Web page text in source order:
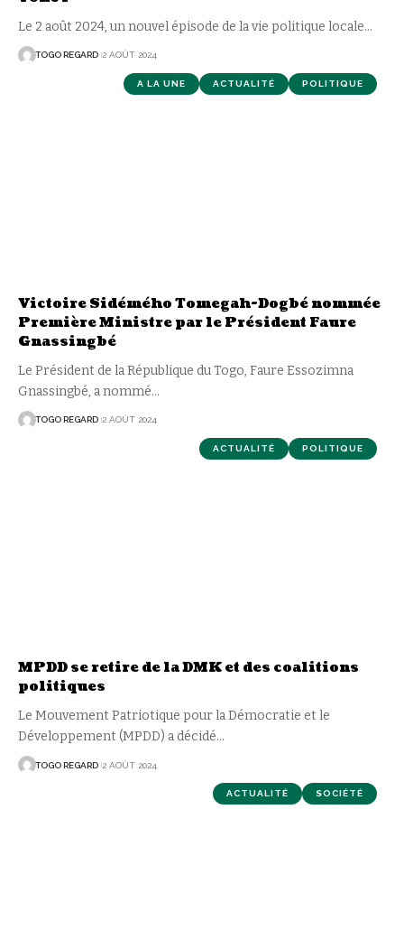
Le 2 août 2024, un nouvel épisode de la vie politique locale…
TOGO REGARD 2 AOÛT 2024
A LA UNE ACTUALITÉ POLITIQUE
Victoire Sidémého Tomegah-Dogbé nommée
Première Ministre par le Président Faure
Gnassingbé
Le Président de la République du Togo, Faure Essozimna
Gnassingbé, a nommé…
TOGO REGARD 2 AOÛT 2024
ACTUALITÉ POLITIQUE
MPDD se retire de la DMK et des coalitions
politiques
Le Mouvement Patriotique pour la Démocratie et le
Développement (MPDD) a décidé…
TOGO REGARD 2 AOÛT 2024
ACTUALITÉ SOCIÉTÉ